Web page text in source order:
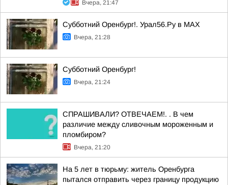
Вчера, 21:47
Субботний Оренбург!. Урал56.Ру в МАХ
Вчера, 21:28
Субботний Оренбург!
Вчера, 21:24
СПРАШИВАЛИ? ОТВЕЧАЕМ!. . В чем
различие между сливочным мороженным и
пломбиром?
Вчера, 21:20
На 5 лет в тюрьму: житель Оренбурга
пытался отправить через границу продукцию